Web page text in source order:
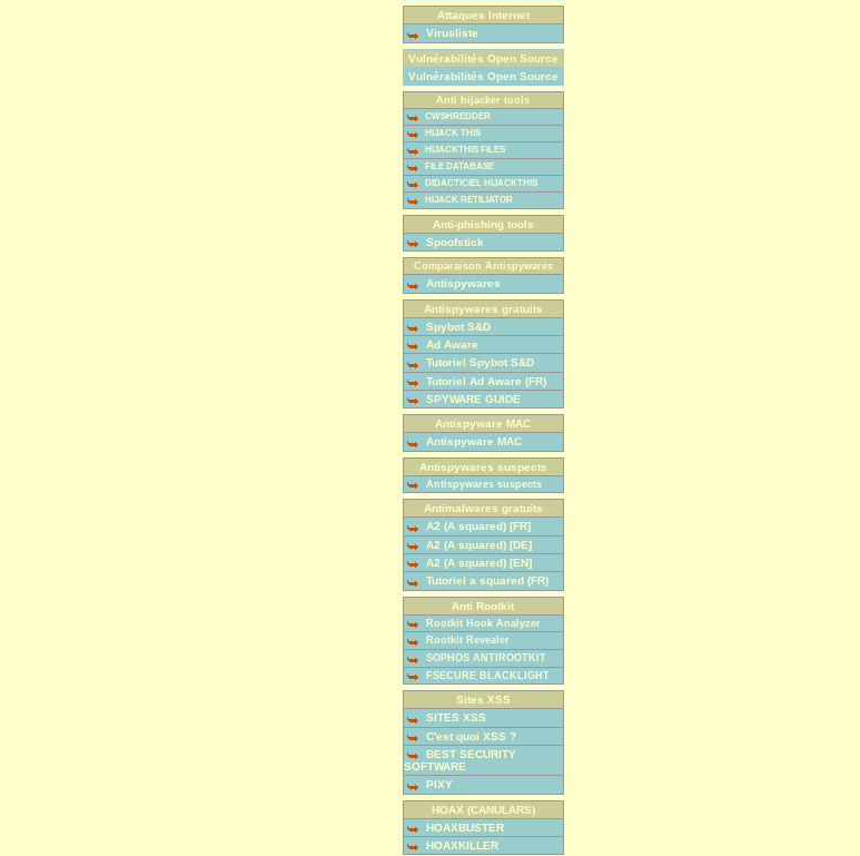
Attaques Internet
Virusliste
Vulnérabilités Open Source
Vulnérabilités Open Source
Anti hijacker tools
CWSHREDDER
HIJACK THIS
HIJACKTHIS FILES
FILE DATABASE
DIDACTICIEL HIJACKTHIS
HIJACK RETILIATOR
Anti-phishing tools
Spoofstick
Comparaison Antispywares
Antispywares
Antispywares gratuits
Spybot S&D
Ad Aware
Tutoriel Spybot S&D
Tutoriel Ad Aware (FR)
SPYWARE GUIDE
Antispyware MAC
Antispyware MAC
Antispywares suspects
Antispywares suspects
Antimalwares gratuits
A2 (A squared) [FR]
A2 (A squared) [DE]
A2 (A squared) [EN]
Tutoriel a squared (FR)
Anti Rootkit
Rootkit Hook Analyzer
Rootkit Revealer
SOPHOS ANTIROOTKIT
FSECURE BLACKLIGHT
Sites XSS
SITES XSS
C'est quoi XSS ?
BEST SECURITY
SOFTWARE
PIXY
HOAX (CANULARS)
HOAXBUSTER
HOAXKILLER